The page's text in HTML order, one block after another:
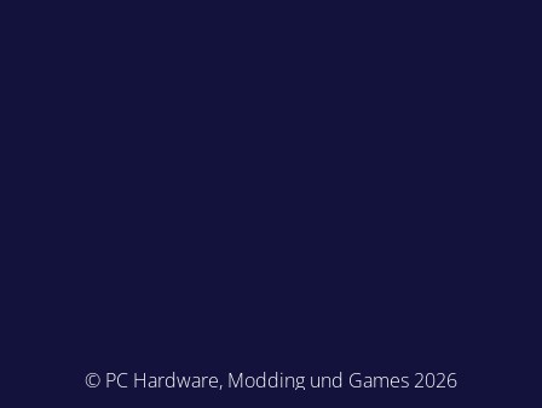
© PC Hardware, Modding und Games 2026